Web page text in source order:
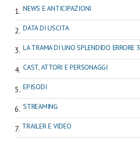
NEWS E ANTICIPAZIONI
DATA DI USCITA
LA TRAMA DI UNO SPLENDIDO ERRORE 3
CAST, ATTORI E PERSONAGGI
EPISODI
STREAMING
TRAILER E VIDEO